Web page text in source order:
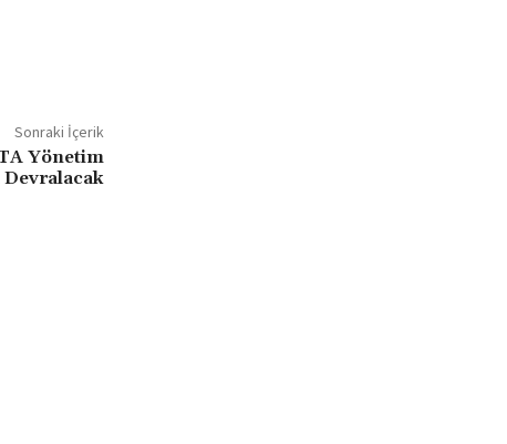
Sonraki İçerik
Yönetim
Devralacak